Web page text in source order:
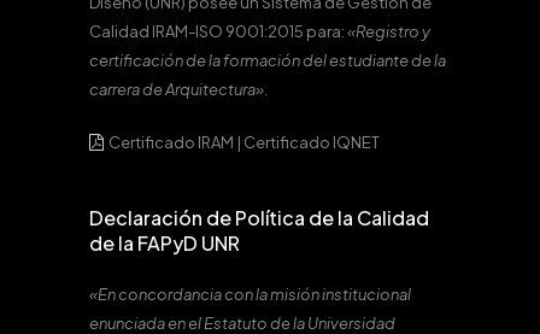
Calidad IRAM-ISO 9001:2015 para:«Registro y
certificación de la formación del estudiante de la
carrera de Arquitectura».
Certificado IRAM | Certificado IQNET
Declaración de Política de la Calidad
de la FAPyD UNR
«En concordancia con la misión institucional
enunciada en el Estatuto de la Universidad